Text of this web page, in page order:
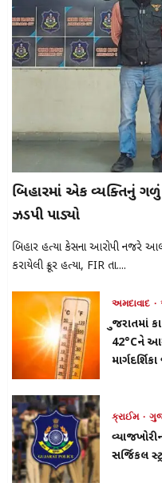
બિહારમાં એક વ્યક્તિનું ગળું
ઝડપી પાડ્યો
બિહાર હત્યા કેસના આરોપી નજરે
કરાયેલી ક્રૂર હત્યા, FIR તા....
અમદાવાદ
ગુજરાતમાં
42°Cને
ક્રાઈમ
સર્જિકલ